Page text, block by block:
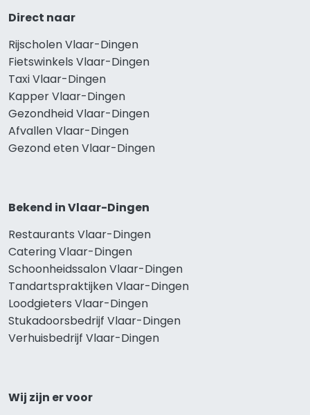
Direct naar
Rijscholen Vlaar-Dingen
Fietswinkels Vlaar-Dingen
Taxi Vlaar-Dingen
Kapper Vlaar-Dingen
Gezondheid Vlaar-Dingen
Afvallen Vlaar-Dingen
Gezond eten Vlaar-Dingen
Bekend in Vlaar-Dingen
Restaurants Vlaar-Dingen
Catering Vlaar-Dingen
Schoonheidssalon Vlaar-Dingen
Tandartspraktijken Vlaar-Dingen
Loodgieters Vlaar-Dingen
Stukadoorsbedrijf Vlaar-Dingen
Verhuisbedrijf Vlaar-Dingen
Wij zijn er voor